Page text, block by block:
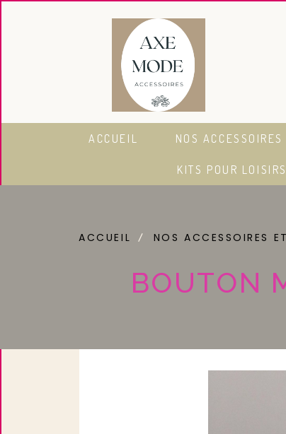
ACCUEIL NOS
KITS POUR
ACCUEIL NOS ACCESSOIRES
BOUTON
Panneau de gestion des cookies